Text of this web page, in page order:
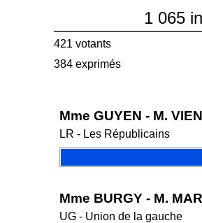
1 065
421 votants
384 exprimés
Mme GUYEN - M.
LR - Les Républicains
Mme BURGY - M.
UG - Union de la gauche